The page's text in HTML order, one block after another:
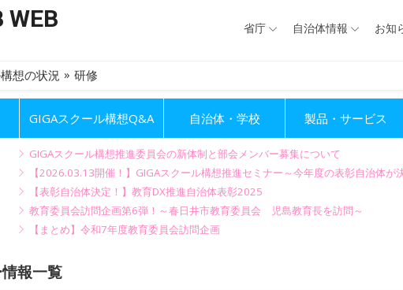
WEB 省庁 自治体情報 お知
想の状況 » 研修
GIGAスクール構想Q&A 自治体・学校 製品・サービス
GIGAスクール構想推進委員会の新体制と部会メンバー募集について
【2026.03.13開催！】GIGAスクール構想推進セミナー～今年度の表彰自治体が
【表彰自治体決定！】教育DX推進自治体表彰2025
教育委員会訪問企画第6弾！～春日井市教育委員会 児島教育長を訪問～
【まとめ】令和7年度教育委員会訪問企画
報一覧